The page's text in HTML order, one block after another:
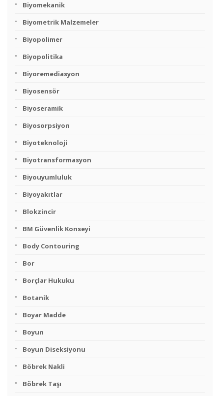
Biyomekanik
Biyometrik Malzemeler
Biyopolimer
Biyopolitika
Biyoremediasyon
Biyosensör
Biyoseramik
Biyosorpsiyon
Biyoteknoloji
Biyotransformasyon
Biyouyumluluk
Biyoyakıtlar
Blokzincir
BM Güvenlik Konseyi
Body Contouring
Bor
Borçlar Hukuku
Botanik
Boyar Madde
Boyun
Boyun Diseksiyonu
Böbrek Nakli
Böbrek Taşı